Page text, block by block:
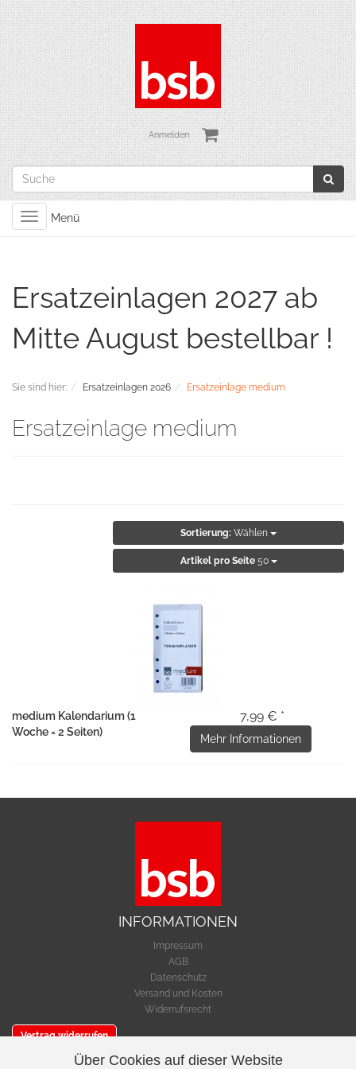
Anmelden
Toggle
navigation
Menü
Ersatzeinlagen 2027 ab
Mitte August bestellbar !
Sie sind hier: Ersatzeinlagen 2026 Ersatzeinlage medium
Ersatzeinlage medium
Sortierung: Wählen
Artikel pro Seite 50
medium Kalendarium (1
Woche = 2 Seiten)
7,99 € *
Mehr Informationen
INFORMATIONEN
Impressum
AGB
Datenschutz
Versand und Kosten
Widerrufsrecht
Vertrag widerrufen
SERVICE
Über Cookies auf dieser Website